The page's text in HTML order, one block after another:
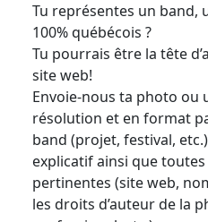
Tu représentes un band,
100% québécois ?
Tu pourrais être la tête
site web!
Envoie-nous ta photo ou
résolution et en format
band (projet, festival,
explicatif ainsi que
pertinentes (site web,
les droits d’auteur de la